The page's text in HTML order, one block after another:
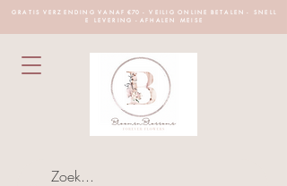
G R A T I S V E R Z E N D I N G V A N A F €70 - V E I L I G O N L I N E B E T A L E N - S N E L L
E L E V E R I N G - A F H A L E N M E I S E